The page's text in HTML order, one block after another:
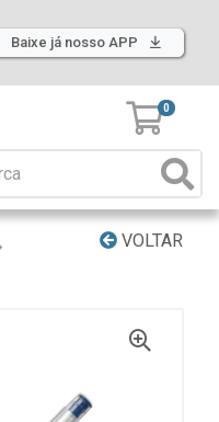
Baixe já nosso APP
0
VOLTAR